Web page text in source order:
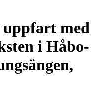
uppfart med
i Håbo-